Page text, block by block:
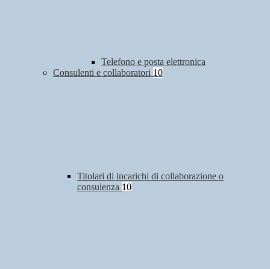
Telefono e posta elettronica
Consulenti e collaboratori 10
Titolari di incarichi di collaborazione o
consulenza 10